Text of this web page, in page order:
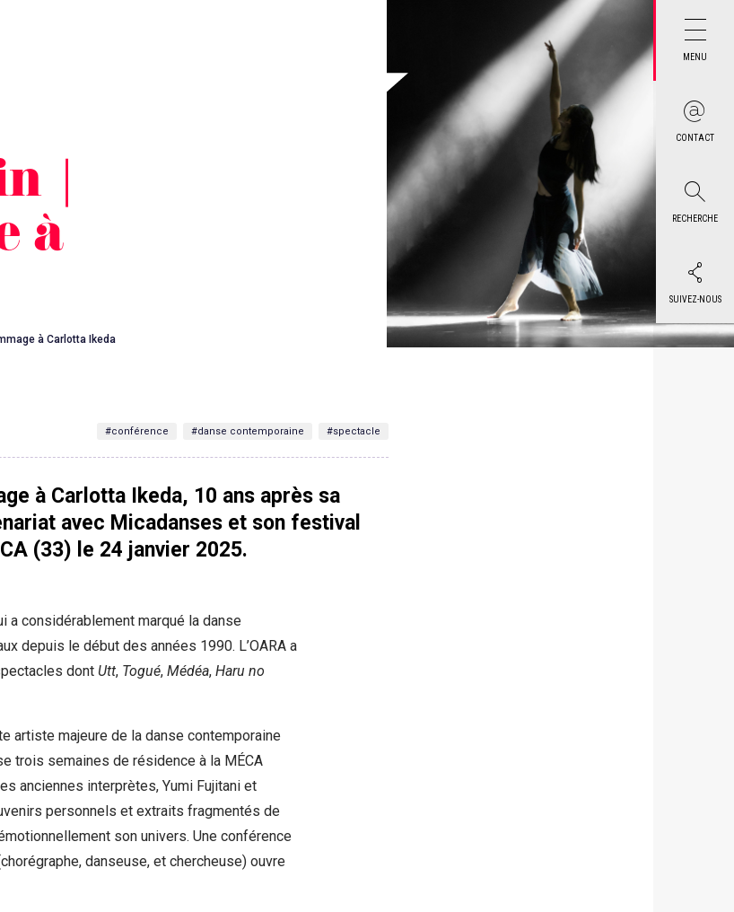
MENU
CONTACT
RECHERCHE
SUIVEZ-NOUS
|
à
à Carlotta Ikeda
#conférence #danse contemporaine #spectacle
à Carlotta Ikeda, 10 ans après sa
avec Micadanses et son festival
(33) le 24 janvier 2025.
a considérablement marqué la danse
depuis le début des années 1990. L’OARA a
dont Utt, Togué, Médéa, Haru no
artiste majeure de la danse contemporaine
trois semaines de résidence à la MÉCA
anciennes interprètes, Yumi Fujitani et
personnels et extraits fragmentés de
son univers. Une conférence
danseuse, et chercheuse) ouvre